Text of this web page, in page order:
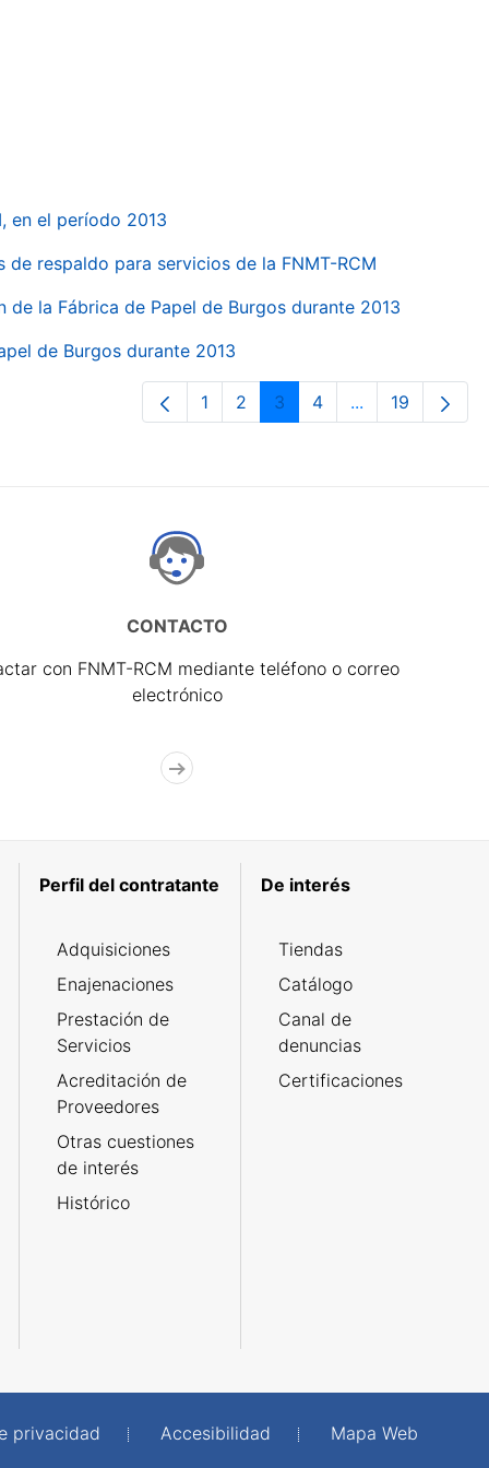
en el período 2013
respaldo para servicios de la FNMT-RCM
la Fábrica de Papel de Burgos durante 2013
de Burgos durante 2013
Página
1 Página
2 Página
3 Página
4 ...PáginasPágina
19
CONTACTO
con FNMT-RCM mediante teléfono o correo
electrónico
Perfil del contratante
Adquisiciones
Enajenaciones
Prestación de
Servicios
Acreditación de
Proveedores
Otras cuestiones
de interés
Histórico
De interés
Tiendas
Catálogo
Canal de
denuncias
Certificaciones
privacidad Accesibilidad
Mapa Web